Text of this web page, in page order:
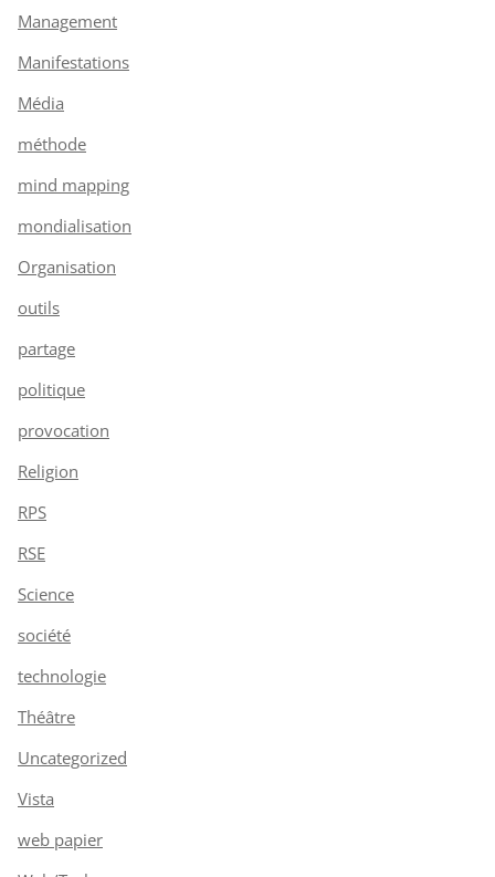
Management
Manifestations
Média
méthode
mind mapping
mondialisation
Organisation
outils
partage
politique
provocation
Religion
RPS
RSE
Science
société
technologie
Théâtre
Uncategorized
Vista
web papier